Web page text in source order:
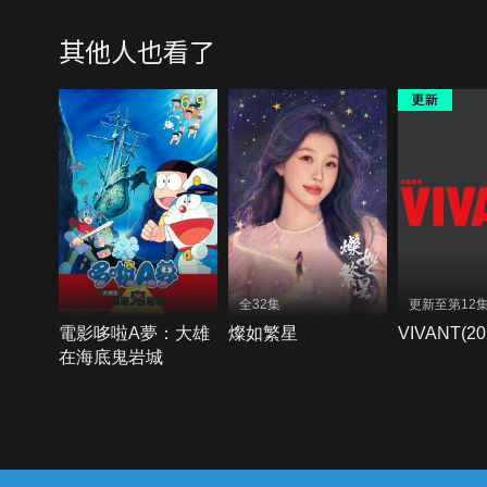
其他人也看了
6.9
電影哆啦A夢：大雄
在海底鬼岩城
全32集
燦如繁星
更新至第12